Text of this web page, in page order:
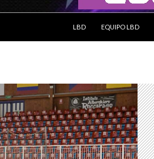
LBD
EQUIPO LBD